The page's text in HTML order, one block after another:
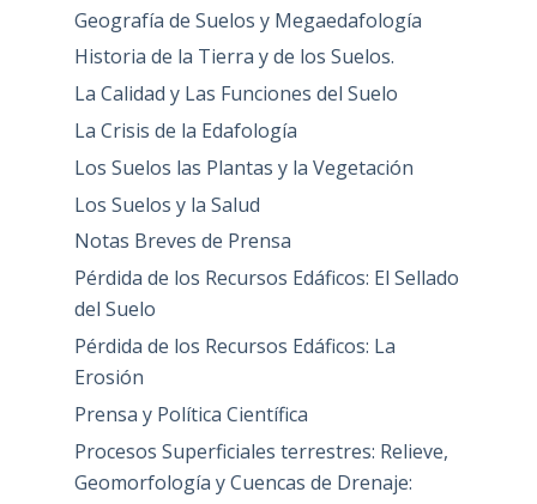
Geografía de Suelos y Megaedafología
Historia de la Tierra y de los Suelos.
La Calidad y Las Funciones del Suelo
La Crisis de la Edafología
Los Suelos las Plantas y la Vegetación
Los Suelos y la Salud
Notas Breves de Prensa
Pérdida de los Recursos Edáficos: El Sellado
del Suelo
Pérdida de los Recursos Edáficos: La
Erosión
Prensa y Política Científica
Procesos Superficiales terrestres: Relieve,
Geomorfología y Cuencas de Drenaje: